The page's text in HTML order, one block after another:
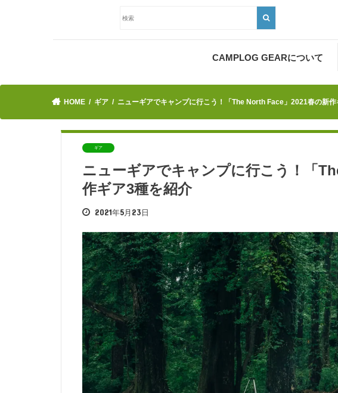
CAMPLOG GEARについて
HOME ギア ニューギアでキャンプに行こう！「The North Face」2021春の新
ギア
ニューギアでキャンプに行こう！「
作ギア3種を紹介
2021年5月23日